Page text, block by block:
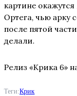
картине
Ортега, чью арку
после пятой
делали.
Релиз «Крика 6»
Теги:Крик